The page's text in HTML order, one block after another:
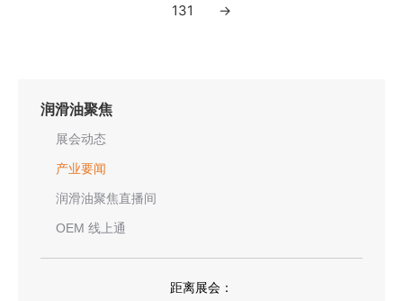
131
→
润滑油聚焦
展会动态
产业要闻
润滑油聚焦直播间
OEM 线上通
距离展会：